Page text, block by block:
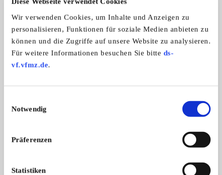
Wir verwenden Cookies, um Inhalte und Anzeigen zu
personalisieren, Funktionen für soziale Medien anbieten zu
können und die Zugriffe auf unsere Website zu analysieren.
Für weitere Informationen besuchen Sie bitte ds-
vf.vfmz.de.
Notwendig
Präferenzen
Statistiken
DKW RT 350/S
Schöne und solid laufende DKW!
6.500,- €
BMW R 65
ALLE ANZEIGEN